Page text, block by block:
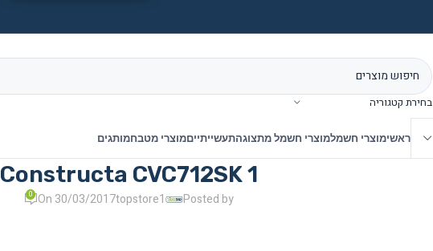
בחירת קטגוריה
ראשימוצרי חשמלמוצרי חשמל מתצוגהתעשייתייםמוצרי מטבחמותגים
Constructa CVC712SK 1
Posted by
topstore1
On 30/03/2017
0